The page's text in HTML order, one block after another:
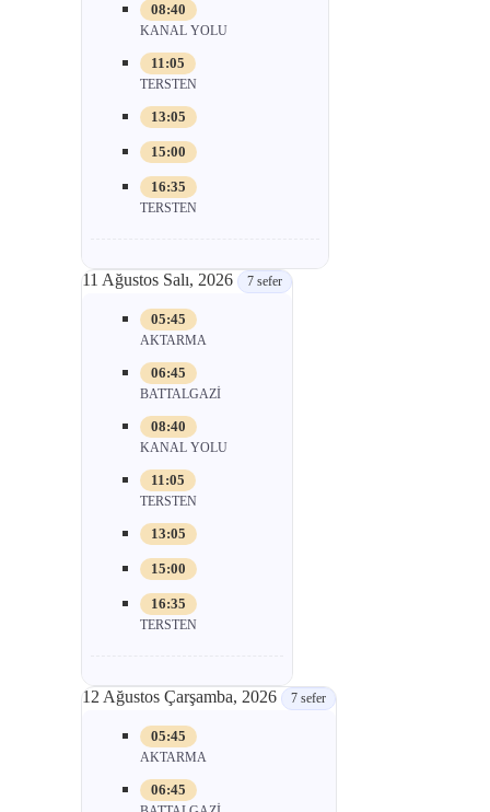
08:40
KANAL YOLU
11:05
TERSTEN
13:05
15:00
16:35
TERSTEN
11 Ağustos Salı, 2026 7 sefer
05:45
AKTARMA
06:45
BATTALGAZİ
08:40
KANAL YOLU
11:05
TERSTEN
13:05
15:00
16:35
TERSTEN
12 Ağustos Çarşamba, 2026 7 sefer
05:45
AKTARMA
06:45